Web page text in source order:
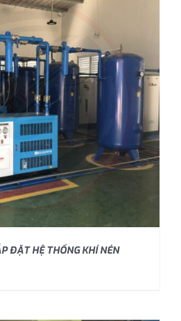
ĐẶT HỆ THỐNG KHÍ NÉN